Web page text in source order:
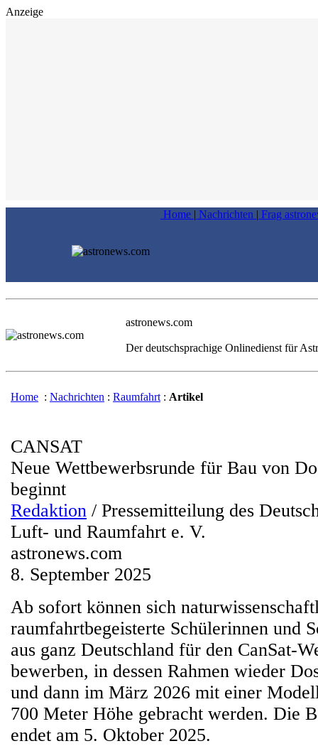
Anzeige
Home | Nachrichten | Frag
astronews.com
Der deutschsprachige Onlinedienst für
Home : Nachrichten : Raumfahrt : Artikel
CANSAT
Neue Wettbewerbsrunde für Bau von
beginnt
Redaktion / Pressemitteilung des
Luft- und Raumfahrt e. V.
astronews.com
8. September 2025
Ab sofort können sich
raumfahrtbegeisterte Schülerinnen und
aus ganz Deutschland für den CanSat-
bewerben, in dessen Rahmen wieder
und dann im März 2026 mit einer
700 Meter Höhe gebracht werden. Die
endet am 5. Oktober 2025.